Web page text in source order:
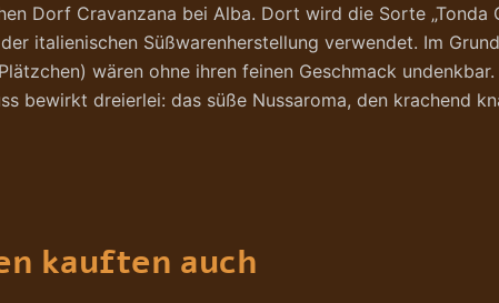
Dorf Cravanzana bei Alba. Dort wird die Sorte „Tonda
italienischen Süßwarenherstellung verwendet. Im
wären ohne ihren feinen Geschmack
bewirkt dreierlei: das süße Nussaroma, den krachend
kauften auch